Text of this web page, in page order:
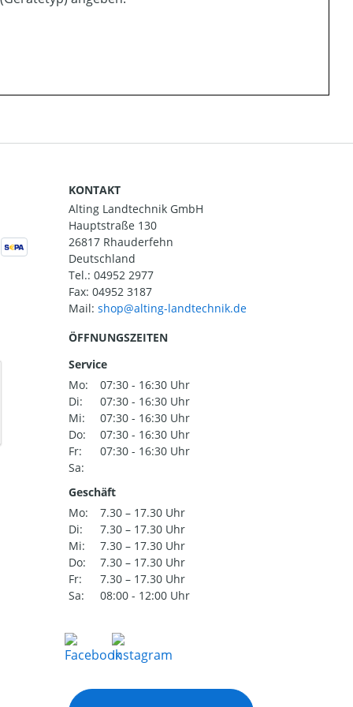
KONTAKT
Alting Landtechnik GmbH
Hauptstraße 130
26817 Rhauderfehn
Deutschland
Tel.: 04952 2977
Fax: 04952 3187
Mail:
ÖFFNUNGSZEITEN
Service
Mo:
07:30 - 16:30 Uhr
Di:
07:30 - 16:30 Uhr
Mi:
07:30 - 16:30 Uhr
Do:
07:30 - 16:30 Uhr
Fr:
07:30 - 16:30 Uhr
Sa:
Geschäft
Mo:
7.30 – 17.30 Uhr
Di:
7.30 – 17.30 Uhr
Mi:
7.30 – 17.30 Uhr
Do:
7.30 – 17.30 Uhr
Fr:
7.30 – 17.30 Uhr
Sa:
08:00 - 12:00 Uhr